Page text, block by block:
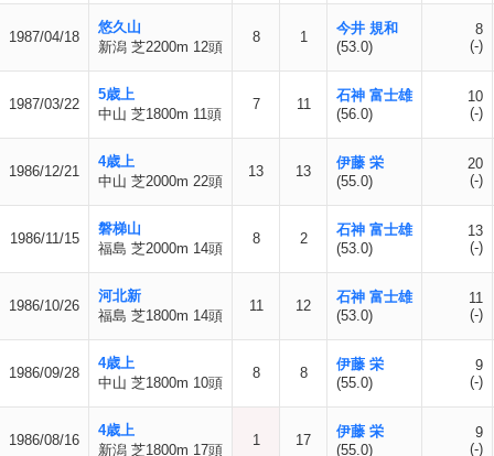
1987/04/18
悠久山
新潟 芝2200m 12頭
8 1
今井 規和
(53.0)
8
(-)
1987/03/22
5歳上
中山 芝1800m 11頭
7 11
石神 富士雄
(56.0)
10
(-)
1986/12/21
4歳上
中山 芝2000m 22頭
13 13
伊藤 栄
(55.0)
20
(-)
1986/11/15
磐梯山
福島 芝2000m 14頭
8 2
石神 富士雄
(53.0)
13
(-)
1986/10/26
河北新
福島 芝1800m 14頭
11 12
石神 富士雄
(53.0)
11
(-)
1986/09/28
4歳上
中山 芝1800m 10頭
8 8
伊藤 栄
(55.0)
9
(-)
1986/08/16
4歳上
新潟 芝1800m 17頭
1 17
伊藤 栄
(55.0)
9
(-)